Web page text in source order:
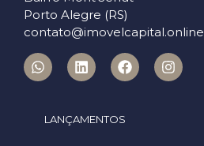
Porto Alegre (RS)
contato@imovelcapital.online
LANÇAMENTOS